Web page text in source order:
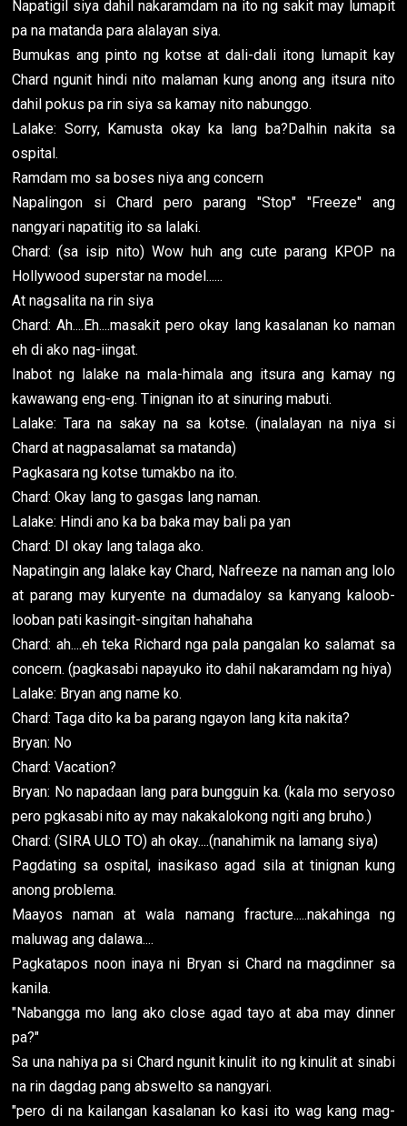
Napatigil siya dahil nakaramdam na ito ng sakit may lumapit
pa na matanda para alalayan siya.
Bumukas ang pinto ng kotse at dali-dali itong lumapit kay
Chard ngunit hindi nito malaman kung anong ang itsura nito
dahil pokus pa rin siya sa kamay nito nabunggo.
Lalake: Sorry, Kamusta okay ka lang ba?Dalhin nakita sa
ospital.
Ramdam mo sa boses niya ang concern
Napalingon si Chard pero parang "Stop" "Freeze" ang
nangyari napatitig ito sa lalaki.
Chard: (sa isip nito) Wow huh ang cute parang KPOP na
Hollywood superstar na model......
At nagsalita na rin siya
Chard: Ah....Eh....masakit pero okay lang kasalanan ko naman
eh di ako nag-iingat.
Inabot ng lalake na mala-himala ang itsura ang kamay ng
kawawang eng-eng. Tinignan ito at sinuring mabuti.
Lalake: Tara na sakay na sa kotse. (inalalayan na niya si
Chard at nagpasalamat sa matanda)
Pagkasara ng kotse tumakbo na ito.
Chard: Okay lang to gasgas lang naman.
Lalake: Hindi ano ka ba baka may bali pa yan
Chard: DI okay lang talaga ako.
Napatingin ang lalake kay Chard, Nafreeze na naman ang lolo
at parang may kuryente na dumadaloy sa kanyang kaloob-
looban pati kasingit-singitan hahahaha
Chard: ah....eh teka Richard nga pala pangalan ko salamat sa
concern. (pagkasabi napayuko ito dahil nakaramdam ng hiya)
Lalake: Bryan ang name ko.
Chard: Taga dito ka ba parang ngayon lang kita nakita?
Bryan: No
Chard: Vacation?
Bryan: No napadaan lang para bungguin ka. (kala mo seryoso
pero pgkasabi nito ay may nakakalokong ngiti ang bruho.)
Chard: (SIRA ULO TO) ah okay....(nanahimik na lamang siya)
Pagdating sa ospital, inasikaso agad sila at tinignan kung
anong problema.
Maayos naman at wala namang fracture.....nakahinga ng
maluwag ang dalawa....
Pagkatapos noon inaya ni Bryan si Chard na magdinner sa
kanila.
"Nabangga mo lang ako close agad tayo at aba may dinner
pa?"
Sa una nahiya pa si Chard ngunit kinulit ito ng kinulit at sinabi
na rin dagdag pang abswelto sa nangyari.
"pero di na kailangan kasalanan ko kasi ito wag kang mag-